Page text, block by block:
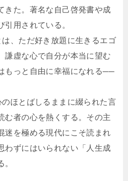
きた。著名な自己啓発書や成
用されている。
、ただ好き放題に生きるエゴ
謙虚な心で自分が本当に望む
もっと自由に幸福になれる──
ほとばしるままに綴られた言
む者の心を熱くする。その主
迷を極める現代にこそ読まれ
わずにはいられない「人生成